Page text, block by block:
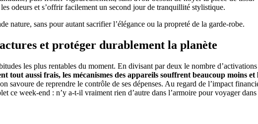
odeurs et s’offrir facilement un second jour de tranquillité stylistique.
nature, sans pour autant sacrifier l’élégance ou la propreté de la garde-robe.
et protéger durablement la planète
les plus rentables du moment. En divisant par deux le nombre
tout aussi frais, les mécanismes des appareils souffrent beaucoup moins
savoure de reprendre le contrôle de ses dépenses. Au regard de l’impact
ce week-end : n’y a-t-il vraiment rien d’autre dans l’armoire pour voyager